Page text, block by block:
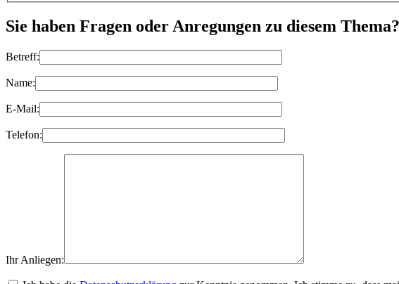
Sie haben Fragen oder Anregungen zu diesem
Betreff:
Name:
E-Mail:
Telefon:
Ihr Anliegen: